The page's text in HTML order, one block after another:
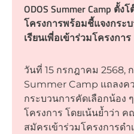
ODOS Summer Camp ตั้
โครงการพร้อมชี้แจงกระ
เรียนเพี่อเข้าร่วมโครงการ
วันที่ 15 กรกฎาคม 2568,
Summer Camp แถลงค
กระบวนการคัดเลือกน้อง
โครงการ โดยเน้นย้ำว่า
สมัครเข้าร่วมโครงการด